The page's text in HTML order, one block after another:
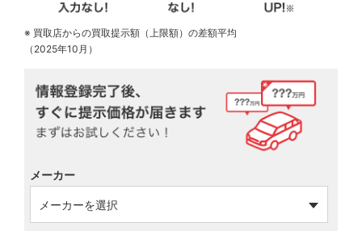
※ 買取店からの買取提示額（上限額）の差額平均
（2025年10月）
メーカー